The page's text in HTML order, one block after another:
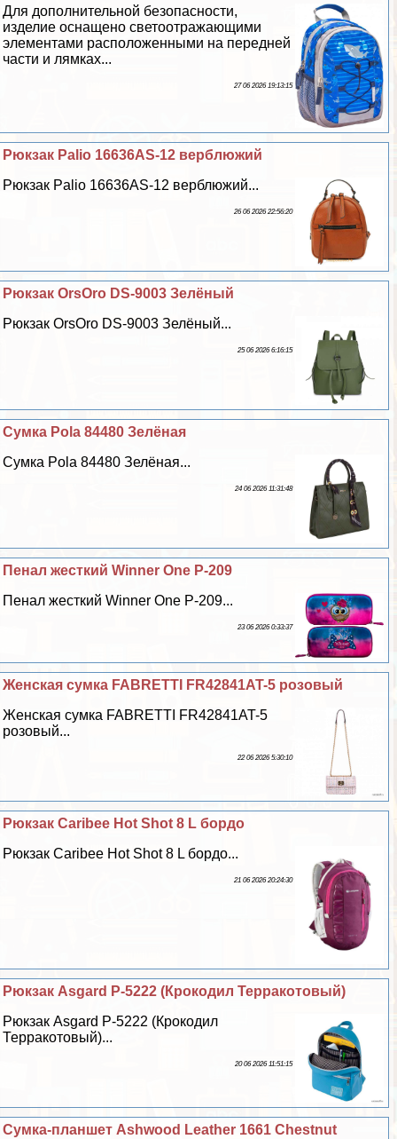
Для дополнительной безопасности,
изделие оснащено светоотражающими
элементами расположенными на передней
части и лямках...
27 06 2026 19:13:15
Рюкзак Palio 16636AS-12 верблюжий
Рюкзак Palio 16636AS-12 верблюжий...
26 06 2026 22:56:20
Рюкзак OrsOro DS-9003 Зелёный
Рюкзак OrsOro DS-9003 Зелёный...
25 06 2026 6:16:15
Сумка Pola 84480 Зелёная
Сумка Pola 84480 Зелёная...
24 06 2026 11:31:48
Пенал жесткий Winner One P-209
Пенал жесткий Winner One P-209...
23 06 2026 0:33:37
Женская сумка FABRETTI FR42841AT-5 розовый
Женская сумка FABRETTI FR42841AT-5
розовый...
22 06 2026 5:30:10
Рюкзак Caribee Hot Shot 8 L бордо
Рюкзак Caribee Hot Shot 8 L бордо...
21 06 2026 20:24:30
Рюкзак Asgard Р-5222 (Крокодил Терpaкотовый)
Рюкзак Asgard Р-5222 (Крокодил
Терpaкотовый)...
20 06 2026 11:51:15
Cумка-планшет Ashwood Leather 1661 Chestnut